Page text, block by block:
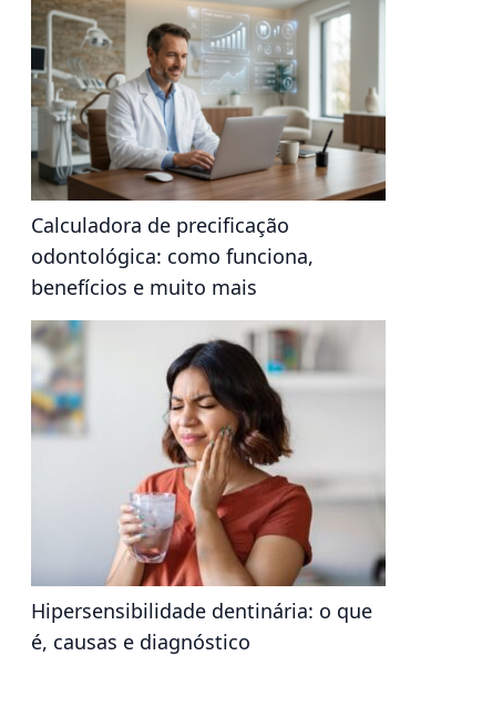
Calculadora de precificação
odontológica: como funciona,
benefícios e muito mais
Hipersensibilidade dentinária: o que
é, causas e diagnóstico